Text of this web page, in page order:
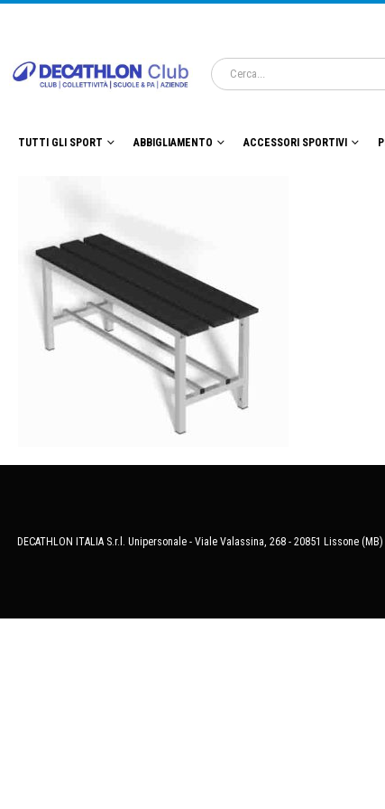
TUTTI GLI SPORT ABBIGLIAMENTO ACCESSORI SPORTIVI
DECATHLON ITALIA S.r.l. Unipersonale - Viale Valassina, 268 - 20851 Lissone